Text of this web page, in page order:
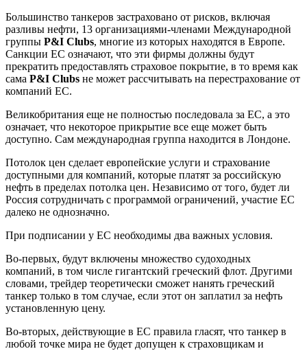
Большинство танкеров застраховано от рисков, включая
разливы нефти, 13 организациями-членами Международной
группы P&I Clubs, многие из которых находятся в Европе.
Санкции ЕС означают, что эти фирмы должны будут
прекратить предоставлять страховое покрытие, в то время как
сама P&I Clubs не может рассчитывать на перестрахование от
компаний ЕС.
Великобритания еще не полностью последовала за ЕС, а это
означает, что некоторое прикрытие все еще может быть
доступно. Сам международная группа находится в Лондоне.
Потолок цен сделает европейские услуги и страхование
доступными для компаний, которые платят за российскую
нефть в пределах потолка цен. Независимо от того, будет ли
Россия сотрудничать с программой ограничений, участие ЕС
далеко не однозначно.
При подписании у ЕС необходимы два важных условия.
Во-первых, будут включены множество судоходных
компаний, в том числе гигантский греческий флот. Другими
словами, трейдер теоретически сможет нанять греческий
танкер только в том случае, если этот он заплатил за нефть
установленную цену.
Во-вторых, действующие в ЕС правила гласят, что танкер в
любой точке мира не будет допущен к страховщикам и